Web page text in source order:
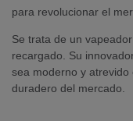
para revolucionar el
Se trata de un
recargado. Su
sea moderno y
duradero del mercado.